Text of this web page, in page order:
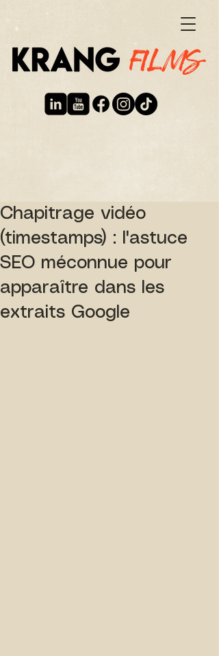
Chapitrage vidéo
(timestamps) : l'astuce
SEO méconnue pour
apparaître dans les
extraits Google